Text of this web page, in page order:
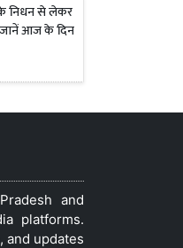
निधन से लेकर
आज के दिन
and
platforms.
and updates